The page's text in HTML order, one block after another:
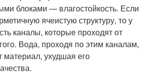
блоками — влагостойкость. Если
ячеистую структуру, то у
каналы, которые проходят от
Вода, проходя по этим каналам,
материал, ухудшая его